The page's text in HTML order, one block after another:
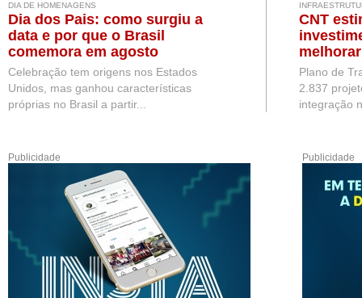
DIA DE HOMENAGENS
Dia dos Pais: como surgiu a
data e por que o Brasil
comemora em agosto
Celebração tem origens nos Estados
Unidos, mas ganhou características
próprias no Brasil a partir...
CNT
Brasil
Plano de
2.837
integração
Publicidade Publicidade